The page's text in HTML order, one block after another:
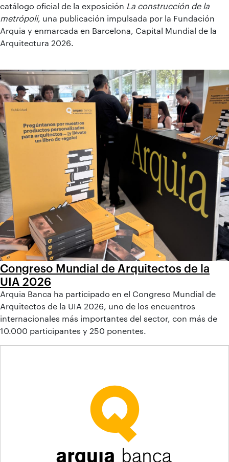
catálogo oficial de la exposición La construcción de la
metrópoli, una publicación impulsada por la Fundación
Arquia y enmarcada en Barcelona, Capital Mundial de la
Arquitectura 2026.
Congreso Mundial de Arquitectos de la
UIA 2026
Arquia Banca ha participado en el Congreso Mundial de
Arquitectos de la UIA 2026, uno de los encuentros
internacionales más importantes del sector, con más de
10.000 participantes y 250 ponentes.